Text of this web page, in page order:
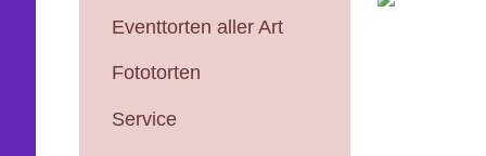
Eventtorten aller Art
Fototorten
Service